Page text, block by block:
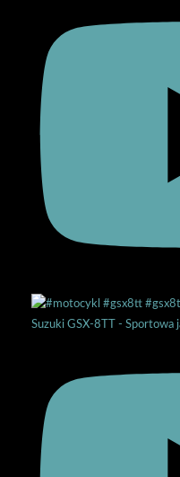
Suzuki GSX-8TT - Sportowa